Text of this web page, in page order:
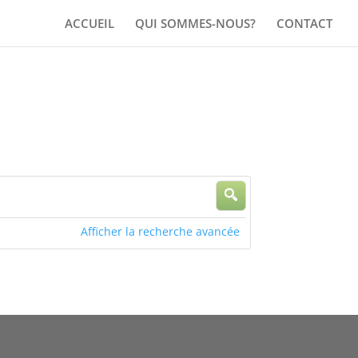
ACCUEIL QUI SOMMES-NOUS? CONTACT
Afficher la recherche avancée